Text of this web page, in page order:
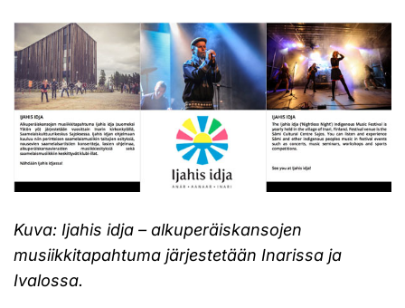
Kuva: Ijahis idja – alkuperäiskansojen
musiikkitapahtuma järjestetään Inarissa ja
Ivalossa.